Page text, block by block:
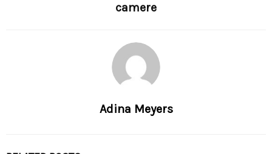
camere
Adina Meyers